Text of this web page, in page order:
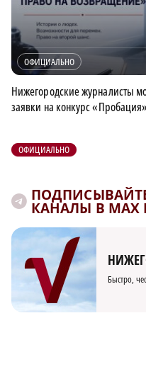
ОФИЦИАЛЬНО
Нижегородские журналисты
заявки на конкурс «Пробация»
ОФИЦИАЛЬНО
КАНАЛЫ В MAX
Быстро,